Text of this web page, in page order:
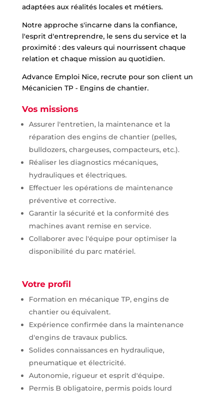
adaptées aux réalités locales et métiers.
Notre approche s'incarne dans la confiance,
l'esprit d'entreprendre, le sens du service et la
proximité : des valeurs qui nourrissent chaque
relation et chaque mission au quotidien.
Advance Emploi Nice, recrute pour son client un
Mécanicien TP - Engins de chantier.
Vos missions
Assurer l'entretien, la maintenance et la
réparation des engins de chantier (pelles,
bulldozers, chargeuses, compacteurs, etc.).
Réaliser les diagnostics mécaniques,
hydrauliques et électriques.
Effectuer les opérations de maintenance
préventive et corrective.
Garantir la sécurité et la conformité des
machines avant remise en service.
Collaborer avec l'équipe pour optimiser la
disponibilité du parc matériel.
Votre profil
Formation en mécanique TP, engins de
chantier ou équivalent.
Expérience confirmée dans la maintenance
d'engins de travaux publics.
Solides connaissances en hydraulique,
pneumatique et électricité.
Autonomie, rigueur et esprit d'équipe.
Permis B obligatoire, permis poids lourd